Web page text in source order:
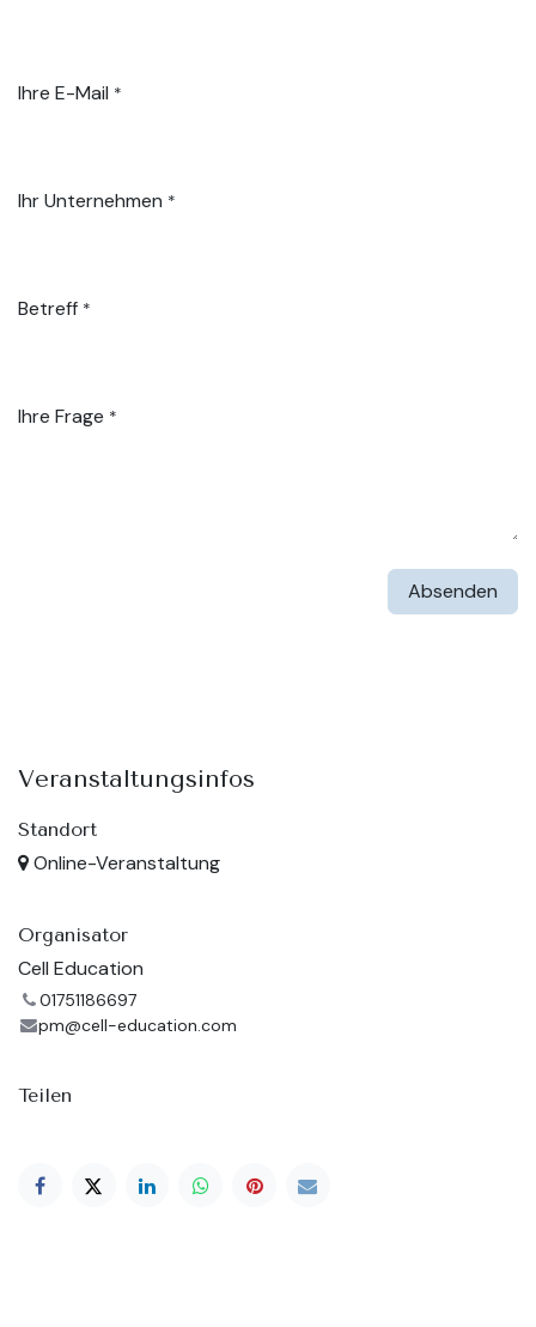
Ihre E-Mail *
Ihr Unternehmen *
Betreff *
Ihre Frage *
Absenden
Veranstaltungsinfos
Standort
Online-Veranstaltung
Organisator
Cell Education
01751186697
pm@cell-education.com
Teilen